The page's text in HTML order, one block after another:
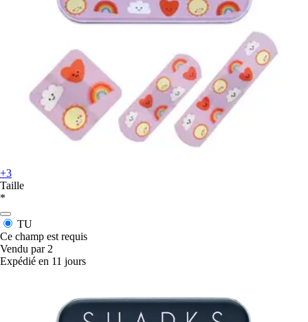
+3
Taille
*
TU
Ce champ est requis
Vendu par 2
Expédié en 11 jours